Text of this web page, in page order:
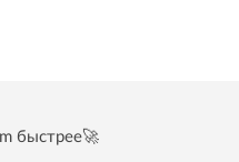
быстрее🚀